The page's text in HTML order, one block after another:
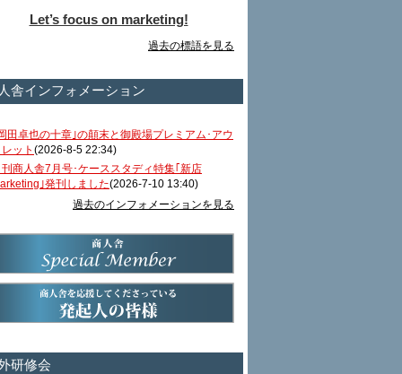
Let’s focus on marketing!
過去の標語を見る
舎インフォメーション
田卓也の十章｣の顛末と御殿場プレミアム･アウ
ット (2026-8-5 22:34)
商人舎7月号･ケーススタディ特集｢新店
｣発刊しました(2026-7-10 13:40)
過去のインフォメーションを見る
研修会